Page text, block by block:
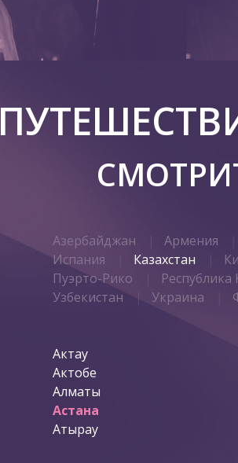
Азербайджан Армения
Испания
Казахстан
Пуэрто-Рико
Республика
Узбекистан
Украина
Актау
Актобе
Алматы
Астана
Атырау